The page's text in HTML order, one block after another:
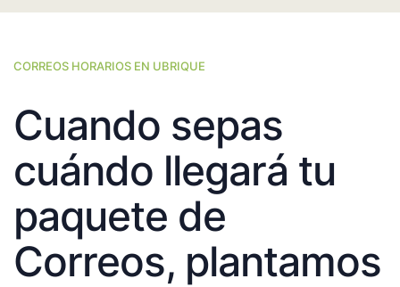
CORREOS HORARIOS EN UBRIQUE
Cuando sepas
cuándo llegará tu
paquete de
Correos, plantamos